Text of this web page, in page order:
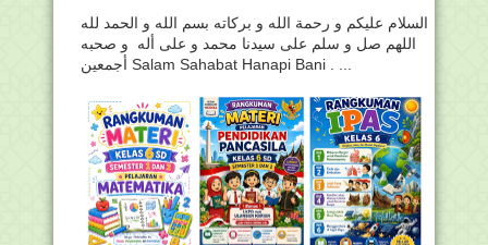
السلام عليكم و رحمة الله و بركاته بسم الله و الحمد لله
اللهم صل و سلم على سيدنا محمد و على أله و صحبه
أجمعين Salam Sahabat Hanapi Bani . ...